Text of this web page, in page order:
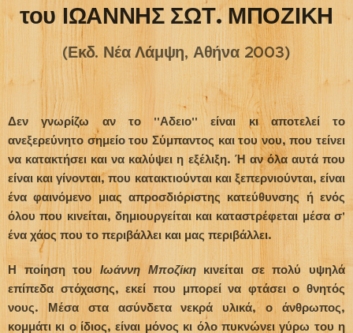
του ΙΩΑΝΝΗΣ ΣΩΤ. ΜΠΟΖΙΚΗ
(Εκδ. Νέα Λάμψη, Αθήνα 2003)
Δεν γνωρίζω αν το "Αδειο" είναι κι αποτελεί το
ανεξερεύνητο σημείο του Σύμπαντος και του νου, που τείνει
να κατακτήσει και να καλύψει η εξέλιξη. Ή αν όλα αυτά που
είναι και γίνονται, που κατακτιούνται και ξεπερνιούνται, είναι
ένα φαινόμενο μιας απροσδιόριστης κατεύθυνσης ή ενός
όλου που κινείται, δημιουργείται και καταστρέφεται μέσα σ'
ένα χάος που το περιβάλλει και μας περιβάλλει.
Η ποίηση του Ιωάννη Μποζίκη κινείται σε πολύ υψηλά
επίπεδα στόχασης, εκεί που μπορεί να φτάσει ο θνητός
νους. Μέσα στα ασύνδετα νεκρά υλικά, ο άνθρωπος,
κομμάτι κι ο ίδιος, είναι μόνος κι όλο πυκνώνει γύρω του η